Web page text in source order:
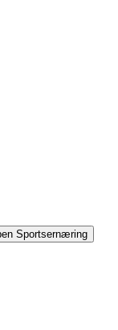
Sportsernæring